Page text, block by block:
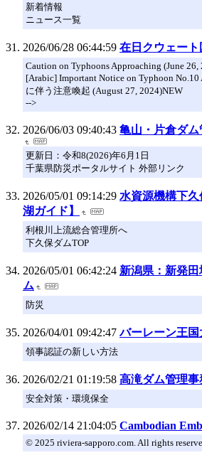
新着情報
ニュース一覧
2026/06/28 06:44:59 在日クウェート
Caution on Typhoons Approaching (June 26,
[Arabic] Important Notice on Typhoon
に伴う注意喚起 (August 27, 2024)NEW
-->
2026/06/03 09:40:43 亀山・片倉ダ
更新日：令和8(2026)年6月1日
千葉県防災ポータルサイト 外部リンク
2026/05/01 09:14:29 水資源機構下
湖ガイド】
利根川上流総合管理所へ
下久保ダムTOP
2026/05/01 06:42:24 新潟県：新発
ム
防災
2026/04/01 09:42:47 バーレーン王国
領事認証の新しい方法
2026/02/21 01:19:58 高滝ダム管理
安全対策・環境保全
2026/02/14 21:04:05 Cambodian
© 2025 riviera-sapporo.com. All rights